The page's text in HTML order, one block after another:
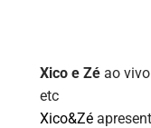
Xico e Zéao vivo
etc
Xico&Zé